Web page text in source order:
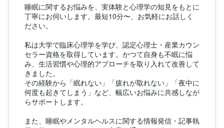
睡眠に関するお悩みを、実体験と心理学の知見をもとに
丁寧にお伺いします。最短10分〜、お気軽にお話しく
ださい。
私は大学で臨床心理学を学び、認定心理士・産業カウン
セラー資格を取得しています。かつて自身も不眠に悩
み、生活習慣や心理的アプローチを取り入れて改善して
きました。
その経験から「眠れない」「疲れが取れない」「夜中に
何度も起きてしまう」など、幅広いお悩みに共感しなが
らサポートします。
また、睡眠やメンタルヘルスに関する情報発信・記事執